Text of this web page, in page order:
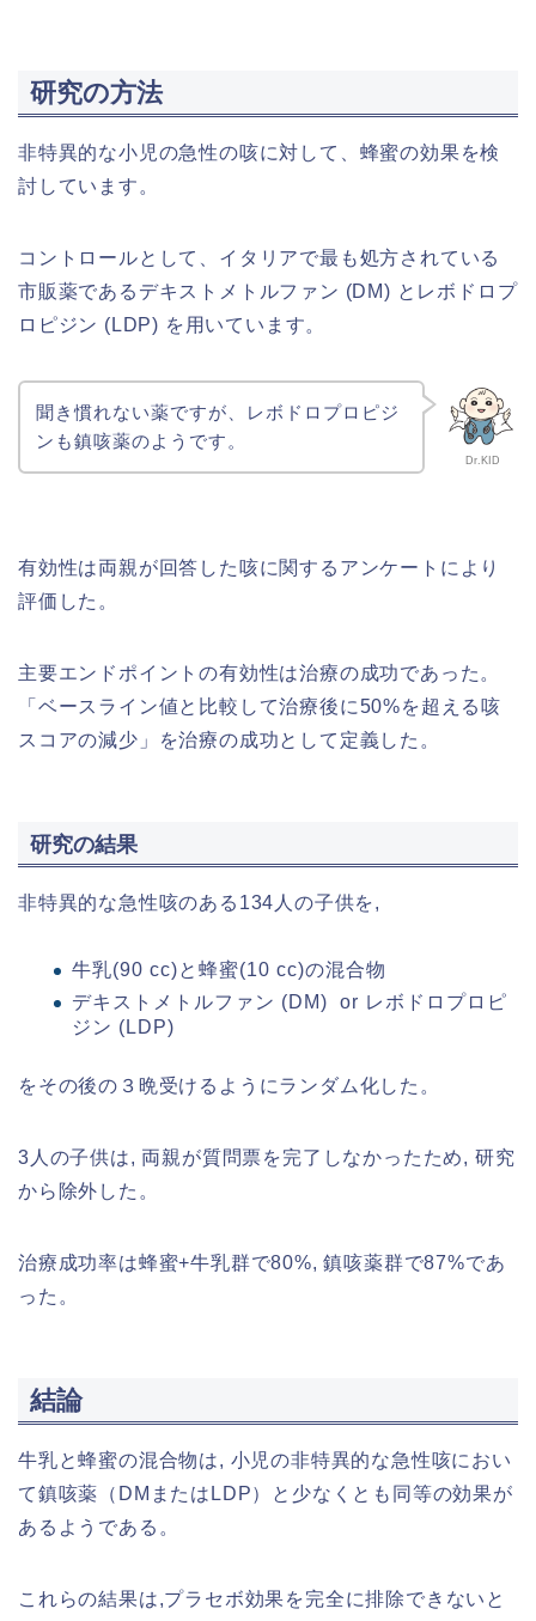
研究の方法
​非特異的な小児の急性の咳に対して、蜂蜜の効果を検
討しています。
コントロールとして、イタリアで最も処方されている
市販薬であるデキストメトルファン (DM) とレボドロプ
ロピジン (LDP) を用いています。
Dr.KID
聞き慣れない薬ですが、レボドロプロピジ
ンも鎮咳薬のようです。
​有効性は両親が回答した咳に関するアンケートにより
評価した。​
主要エンドポイントの有効性は治療の成功であった。​
「ベースライン値と比較して治療後に50%を超える咳
スコアの減少」を治療の成功として定義した。
研究の結果
​非特異的な急性咳のある134人の子供を,
牛乳(90 cc)と蜂蜜(10 cc)の混合物
デキストメトルファン (DM) or レボドロプロピ
ジン (LDP)
をその後の３晩受けるようにランダム化した。
​3人の子供は, 両親が質問票を完了しなかったため, 研究
から除外した。
​治療成功率は蜂蜜+牛乳群で80%, 鎮咳薬群で87%であ
った。
結論
​牛乳と蜂蜜の混合物は, 小児の非特異的な急性咳におい
て鎮咳薬（DMまたはLDP）と少なくとも同等の効果が
あるようである。
​これらの結果は,プラセボ効果を完全に排除できないと